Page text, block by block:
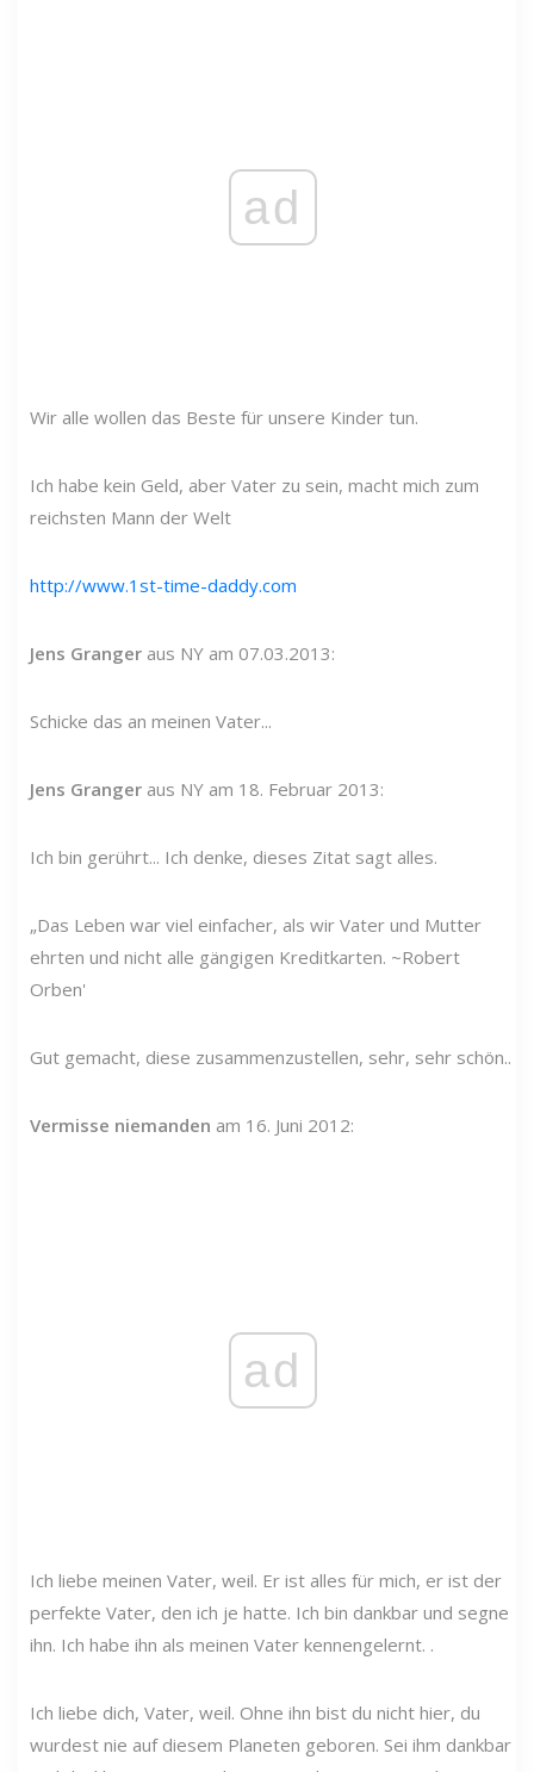
ad
Wir alle wollen das Beste für unsere Kinder tun.
Ich habe kein Geld, aber Vater zu sein, macht mich zum
reichsten Mann der Welt
http://www.1st-time-daddy.com
Jens Granger aus NY am 07.03.2013:
Schicke das an meinen Vater...
Jens Granger aus NY am 18. Februar 2013:
Ich bin gerührt... Ich denke, dieses Zitat sagt alles.
„Das Leben war viel einfacher, als wir Vater und Mutter
ehrten und nicht alle gängigen Kreditkarten. ~Robert
Orben'
Gut gemacht, diese zusammenzustellen, sehr, sehr schön..
Vermisse niemanden am 16. Juni 2012:
ad
Ich liebe meinen Vater, weil. Er ist alles für mich, er ist der
perfekte Vater, den ich je hatte. Ich bin dankbar und segne
ihn. Ich habe ihn als meinen Vater kennengelernt. .
Ich liebe dich, Vater, weil. Ohne ihn bist du nicht hier, du
wurdest nie auf diesem Planeten geboren. Sei ihm dankbar